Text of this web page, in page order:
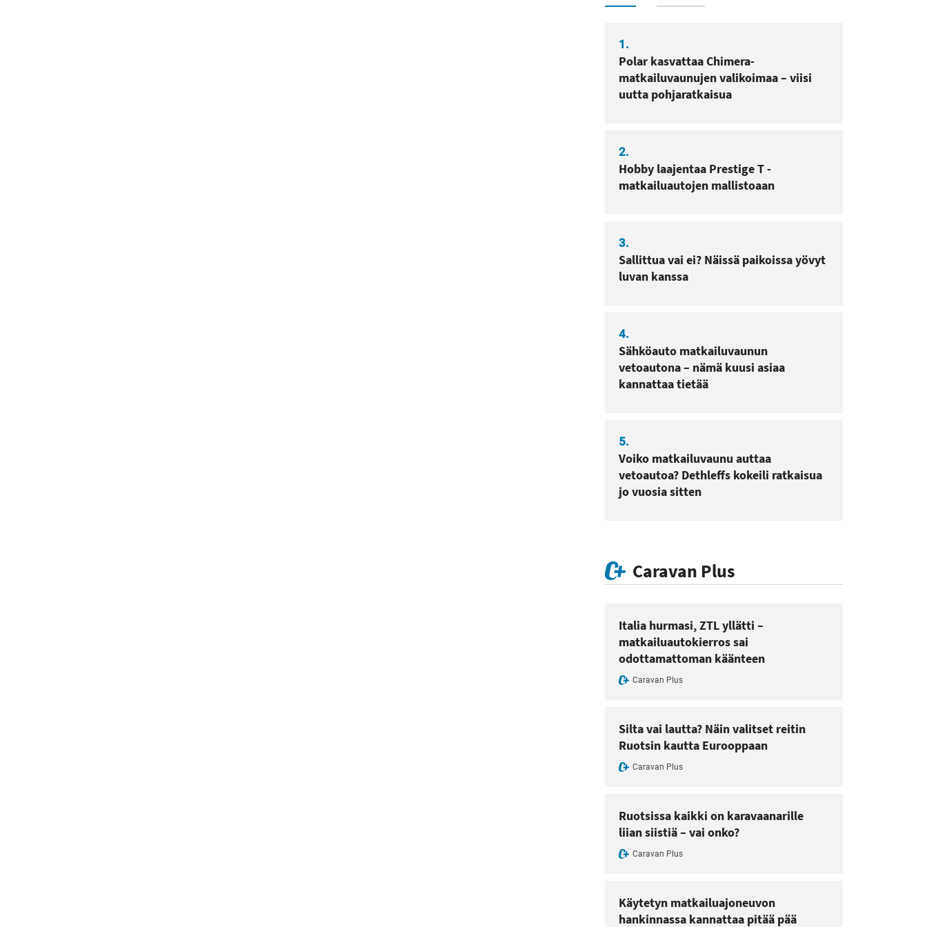
1.
Polar kasvattaa Chimera-
matkailuvaunujen valikoimaa – viisi
uutta pohjaratkaisua
2.
Hobby laajentaa Prestige T -
matkailuautojen mallistoaan
3.
Sallittua vai ei? Näissä paikoissa yövyt
luvan kanssa
4.
Sähköauto matkailuvaunun
vetoautona – nämä kuusi asiaa
kannattaa tietää
5.
Voiko matkailuvaunu auttaa
vetoautoa? Dethleffs kokeili ratkaisua
jo vuosia sitten
Caravan Plus
Italia hurmasi, ZTL yllätti –
matkailuautokierros sai
odottamattoman käänteen
Caravan Plus
Silta vai lautta? Näin valitset reitin
Ruotsin kautta Eurooppaan
Caravan Plus
Ruotsissa kaikki on karavaanarille
liian siistiä – vai onko?
Caravan Plus
Käytetyn matkailuajoneuvon
hankinnassa kannattaa pitää pää